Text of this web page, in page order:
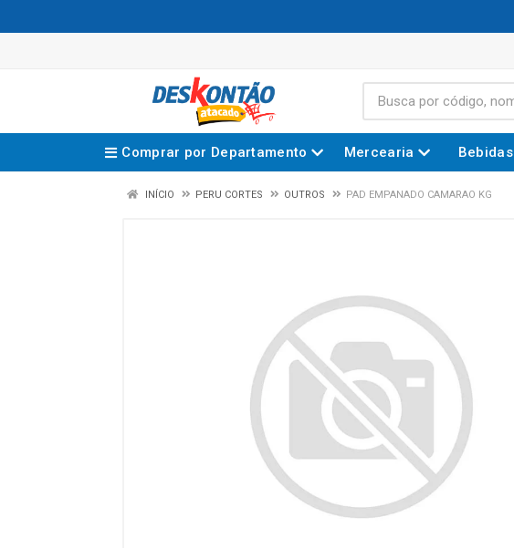
Comprar por Departamento Mercearia Bebidas
INÍCIO PERU CORTES OUTROS PAD EMPANADO CAMARAO KG